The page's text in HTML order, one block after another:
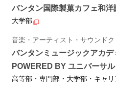
バンタン国際製菓カフェ和洋
大学部
音楽・アーティスト・サウンド
バンタンミュージックアカデ
POWERED BY ユニバーサ
高等部・専門部・大学部・キャリ